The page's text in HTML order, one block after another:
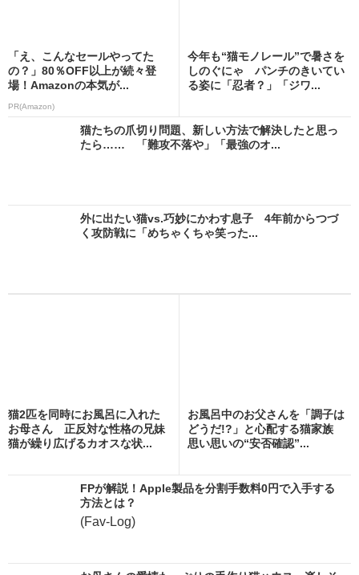
「え、こんなセールやってた
の？」80％OFF以上が続々登
場！Amazonの本気が...
PR(Amazon)
今年も“猫モノレール”で暑さを
しのぐにゃ パンチのきいてい
る姿に「忍者？」「ジワ...
猫たちの爪切り問題、新しい方法で解決したと思っ
たら…… 「難攻不落や」「最強のオ...
外に出たい猫vs.巧妙にかわす息子 4年前からつづ
く攻防戦に「めちゃくちゃ笑った...
猫2匹を同時にお風呂に入れた
お母さん 正反対な性格の兄妹
猫が繰り広げるカオスな状...
お風呂中のお父さんを「調子は
どうだ!?」と心配する猫家族
思い思いの“安否確認”...
FPが解説！Apple製品を分割手数料0円で入手する
方法とは？
(Fav-Log)